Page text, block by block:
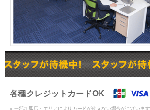
各種クレジットカードOK
※ 一部加盟店・エリアによりカードが使えない場合がございます